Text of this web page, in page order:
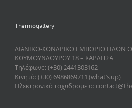
Thermogallery
ΛΙΑΝΙΚΟ-ΧΟΝΔΡΙΚΟ ΕΜΠΟΡΙΟ ΕΙΔΩΝ
ΚΟΥΜΟΥΝΔΟΥΡΟΥ 18 – ΚΑΡΔΙΤΣΑ
Τηλέφωνο: (+30) 2441303162
Κινητό: (+30) 6986869711 (what’s up)
Ηλεκτρονικό ταχυδρομείο: